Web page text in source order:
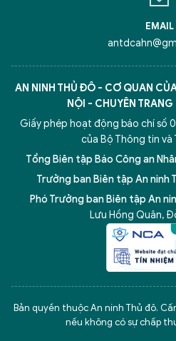
EMAIL
AN NINH THỦ ĐÔ - CƠ QUAN
NỘI - CHUYÊN
Giấy phép hoạt động báo chí số
của Bộ Thông tin và
Tổng Biên tập Báo Công an
Trưởng ban Biên tập An ninh
Phó Trưởng ban Biên tập An
Lưu Hồng Quân,
Bản quyền thuộc An ninh Thủ đô.
nếu không có sự chấp
5 điểm nghẽn của Hà Nội